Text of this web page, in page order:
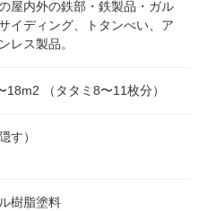
屋内外の鉄部・鉄製品・ガル
イディング、トタンべい、ア
レス製品。
18m2 （タタミ8〜11枚分）
す）
樹脂塗料